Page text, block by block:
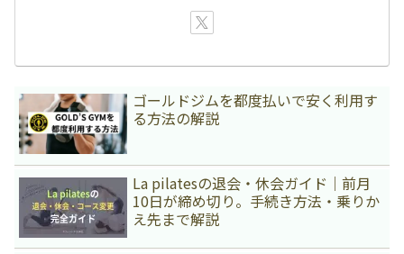
ゴールドジムを都度払いで安く利用す
る方法の解説
La pilatesの退会・休会ガイド｜前月
10日が締め切り。手続き方法・乗りか
え先まで解説